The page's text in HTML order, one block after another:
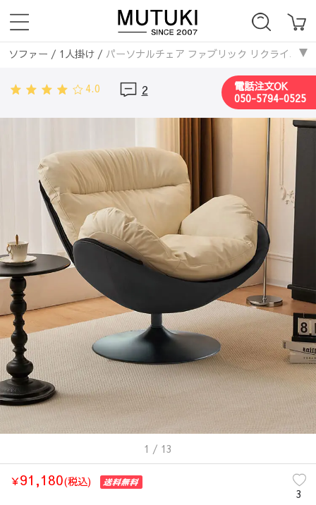
ソファー / 1人掛け/ パーソナルチェア ファブリック リクライニン
4.0
2
電話注文OK
050-5794-0525
1 / 13
￥91,180(税込)
3